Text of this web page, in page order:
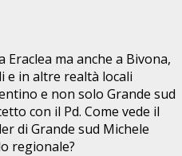
Eraclea ma anche a Bivona,
e in altre realtà locali
e non solo Grande sud
con il Pd. Come vede il
di Grande sud Michele
regionale?